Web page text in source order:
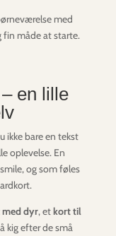
med
fin måde at starte.
en lille
ikke bare en tekst
oplevelse. En
og som føles
dyr, etkort til
kig efter de små